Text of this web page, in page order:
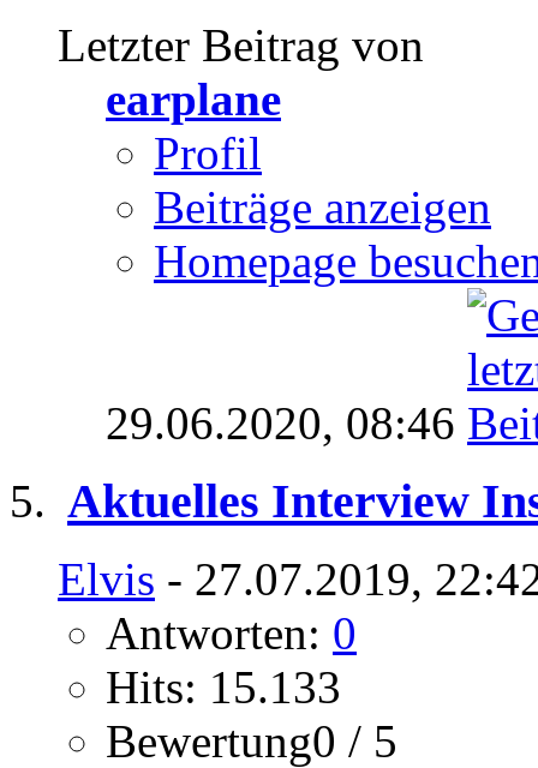
Letzter Beitrag von
earplane
Profil
Beiträge anzeigen
Homepage
29.06.2020, 08:46
Aktuelles Interview
Elvis - 27.07.2019,
Antworten: 0
Hits: 15.133
Bewertung0 / 5